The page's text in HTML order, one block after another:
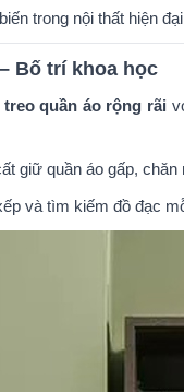
trong nội thất hiện
Bố trí khoa học
treo quần áo rộng rãi
giữ quần áo gấp,
và tìm kiếm đồ đạc